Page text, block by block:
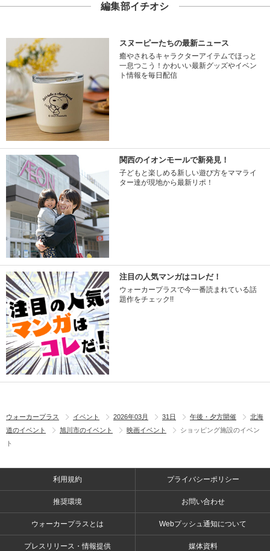
編集部イチオシ
スヌーピーたちの最新ニュース
癒やされるキャラクターアイテムでほっと
一息つこう！かわいい最新グッズやイベン
ト情報を毎日配信
関西のイオンモールで新発見！
子どもと楽しめる新しい遊び方をママライ
ター達が現地から最新リポ！
注目の人気マンガはコレだ！
ウォーカープラスで今一番読まれている話
題作をチェック!!
ウォーカープラス イベント 2026年03月 31日 午後・夕方開催
北海
道のイベント
旭川市のイベント 映画イベント
ショッピング施設のイベン
ト
利用規約 プライバシーポリシー
推奨環境 お問い合わせ
ウォーカープラスとは Webプッシュ通知について
プレスリリース・情報提供 媒体資料